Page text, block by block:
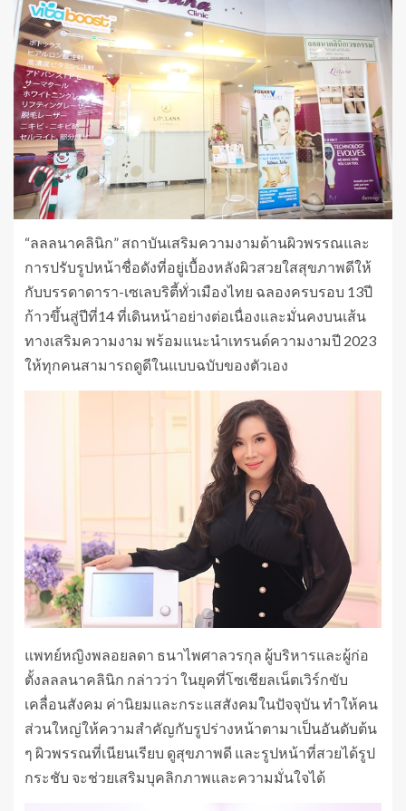
“ลลลนาคลินิก” สถาบันเสริมความงามด้านผิวพรรณและ
การปรับรูปหน้าชื่อดังที่อยู่เบื้องหลังผิวสวยใสสุขภาพดีให้
กับบรรดาดารา-เซเลบริตี้ทั่วเมืองไทย ฉลองครบรอบ 13ปี
ก้าวขึ้นสู่ปีที่14 ที่เดินหน้าอย่างต่อเนื่องและมั่นคงบนเส้น
ทางเสริมความงาม พร้อมแนะนำเทรนด์ความงามปี 2023
ให้ทุกคนสามารถดูดีในแบบฉบับของตัวเอง
แพทย์หญิงพลอยลดา ธนาไพศาลวรกุล ผู้บริหารและผู้ก่อ
ตั้งลลลนาคลินิก กล่าวว่า ในยุคที่โซเชียลเน็ตเวิร์กขับ
เคลื่อนสังคม ค่านิยมและกระแสสังคมในปัจจุบัน ทำให้คน
ส่วนใหญ่ให้ความสำคัญกับรูปร่างหน้าตามาเป็นอันดับต้น
ๆ ผิวพรรณที่เนียนเรียบ ดูสุขภาพดี และรูปหน้าที่สวยได้รูป
กระชับ จะช่วยเสริมบุคลิกภาพและความมั่นใจได้